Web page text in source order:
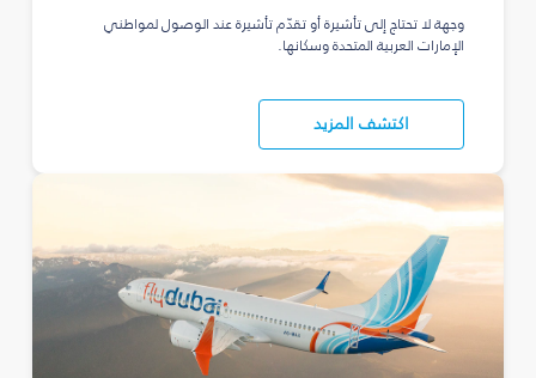
وجهة لا تحتاج إلى تأشيرة أو تقدّم تأشيرة عند الوصول لمواطني
الإمارات العربية المتحدة وسكانها.
اكتشف المزيد